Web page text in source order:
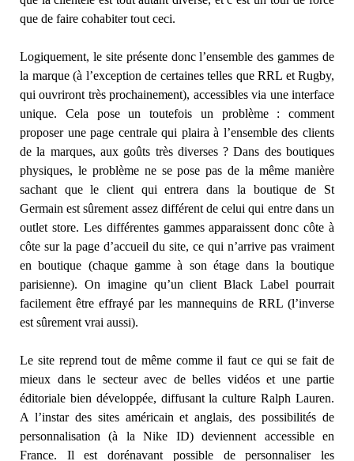
que de faire cohabiter tout ceci.
Logiquement, le site présente donc l’ensemble des gammes de
la marque (à l’exception de certaines telles que RRL et Rugby,
qui ouvriront très prochainement), accessibles via une interface
unique. Cela pose un toutefois un problème : comment
proposer une page centrale qui plaira à l’ensemble des clients
de la marques, aux goûts très diverses ? Dans des boutiques
physiques, le problème ne se pose pas de la même manière
sachant que le client qui entrera dans la boutique de St
Germain est sûrement assez différent de celui qui entre dans un
outlet store. Les différentes gammes apparaissent donc côte à
côte sur la page d’accueil du site, ce qui n’arrive pas vraiment
en boutique (chaque gamme à son étage dans la boutique
parisienne). On imagine qu’un client Black Label pourrait
facilement être effrayé par les mannequins de RRL (l’inverse
est sûrement vrai aussi).
Le site reprend tout de même comme il faut ce qui se fait de
mieux dans le secteur avec de belles vidéos et une partie
éditoriale bien développée, diffusant la culture Ralph Lauren.
A l’instar des sites américain et anglais, des possibilités de
personnalisation (à la Nike ID) deviennent accessible en
France. Il est dorénavant possible de personnaliser les